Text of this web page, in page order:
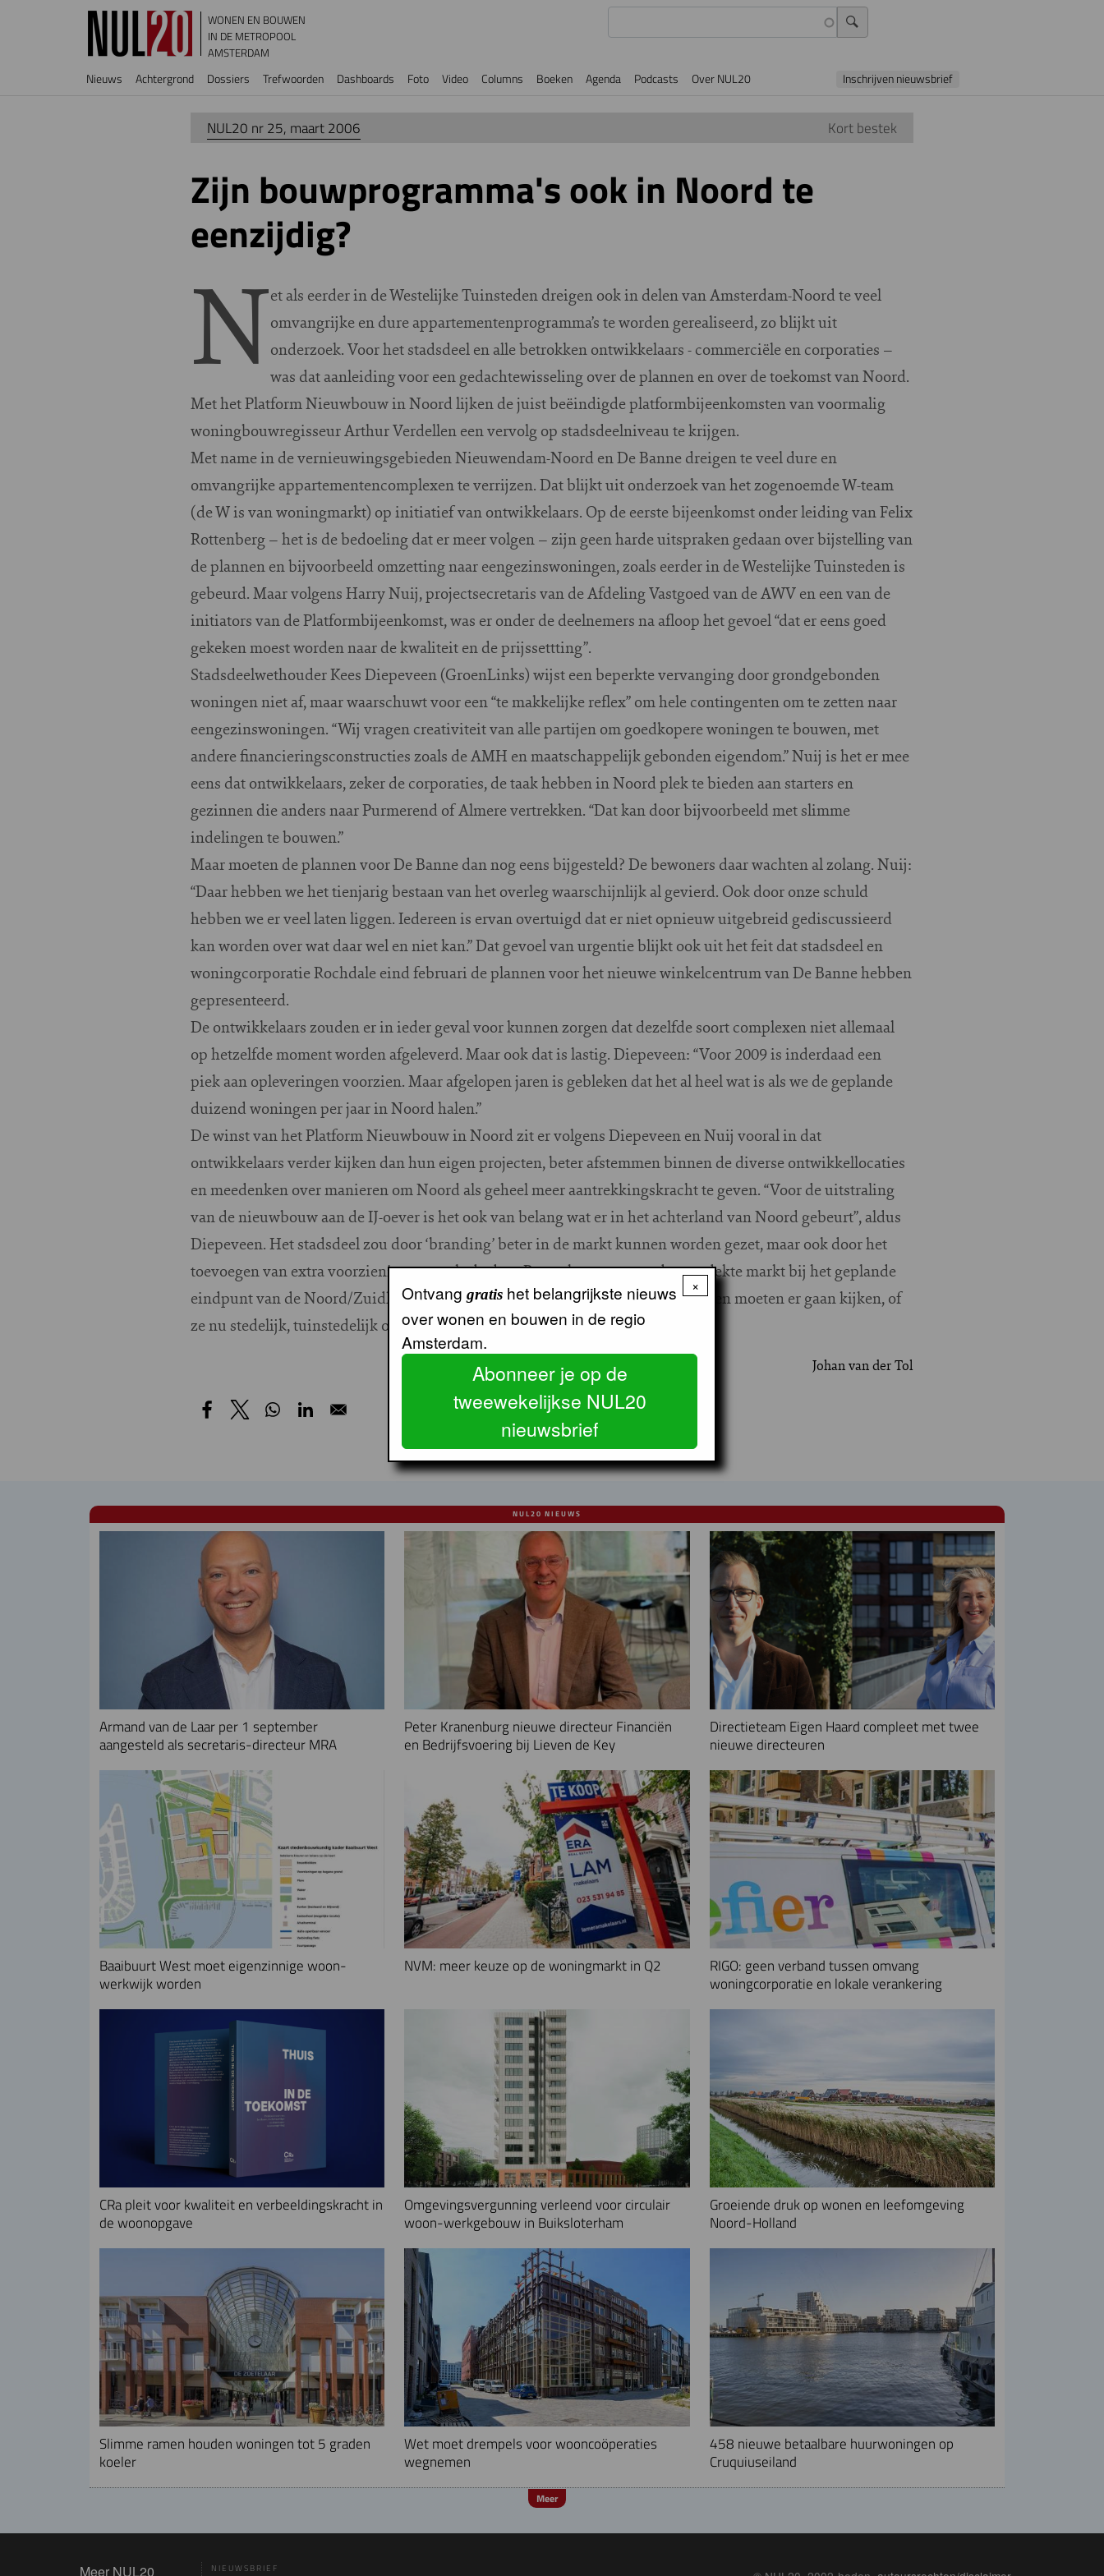
Overslaan en naar de inhoud gaan
WONEN EN BOUWEN
IN DE METROPOOL
AMSTERDAM
Hoofdnavigatie
Nieuws Achtergrond Dossiers Trefwoorden Dashboards Foto Video Columns Boeken Agenda Podcasts Over NUL20 Inschrijven nieuwsbrief
NUL20 nr 25, maart 2006 Kort bestek
Zijn bouwprogramma's ook in Noord te
eenzijdig?
Net als eerder in de Westelijke Tuinsteden dreigen ook in delen van Amsterdam-Noord te veel
omvangrijke en dure appartementenprogramma’s te worden gerealiseerd, zo blijkt uit
onderzoek. Voor het stadsdeel en alle betrokken ontwikkelaars - commerciële en corporaties –
was dat aanleiding voor een gedachtewisseling over de plannen en over de toekomst van Noord.
Met het Platform Nieuwbouw in Noord lijken de juist beëindigde platformbijeenkomsten van voormalig
woningbouwregisseur Arthur Verdellen een vervolg op stadsdeelniveau te krijgen.
Met name in de vernieuwingsgebieden Nieuwendam-Noord en De Banne dreigen te veel dure en
omvangrijke appartementencomplexen te verrijzen. Dat blijkt uit onderzoek van het zogenoemde W-team
(de W is van woningmarkt) op initiatief van ontwikkelaars. Op de eerste bijeenkomst onder leiding van Felix
Rottenberg – het is de bedoeling dat er meer volgen – zijn geen harde uitspraken gedaan over bijstelling van
de plannen en bijvoorbeeld omzetting naar eengezinswoningen, zoals eerder in de Westelijke Tuinsteden is
gebeurd. Maar volgens Harry Nuij, projectsecretaris van de Afdeling Vastgoed van de AWV en een van de
initiators van de Platformbijeenkomst, was er onder de deelnemers na afloop het gevoel “dat er eens goed
gekeken moest worden naar de kwaliteit en de prijssettting”.
Stadsdeelwethouder Kees Diepeveen (GroenLinks) wijst een beperkte vervanging door grondgebonden
woningen niet af, maar waarschuwt voor een “te makkelijke reflex” om hele contingenten om te zetten naar
eengezinswoningen. “Wij vragen creativiteit van alle partijen om goedkopere woningen te bouwen, met
andere financieringsconstructies zoals de AMH en maatschappelijk gebonden eigendom.” Nuij is het er mee
eens dat ontwikkelaars, zeker de corporaties, de taak hebben in Noord plek te bieden aan starters en
gezinnen die anders naar Purmerend of Almere vertrekken. “Dat kan door bijvoorbeeld met slimme
indelingen te bouwen.”
Maar moeten de plannen voor De Banne dan nog eens bijgesteld? De bewoners daar wachten al zolang. Nuij:
“Daar hebben we het tienjarig bestaan van het overleg waarschijnlijk al gevierd. Ook door onze schuld
hebben we er veel laten liggen. Iedereen is ervan overtuigd dat er niet opnieuw uitgebreid gediscussieerd
kan worden over wat daar wel en niet kan.” Dat gevoel van urgentie blijkt ook uit het feit dat stadsdeel en
woningcorporatie Rochdale eind februari de plannen voor het nieuwe winkelcentrum van De Banne hebben
gepresenteerd.
De ontwikkelaars zouden er in ieder geval voor kunnen zorgen dat dezelfde soort complexen niet allemaal
op hetzelfde moment worden afgeleverd. Maar ook dat is lastig. Diepeveen: “Voor 2009 is inderdaad een
piek aan opleveringen voorzien. Maar afgelopen jaren is gebleken dat het al heel wat is als we de geplande
duizend woningen per jaar in Noord halen.”
De winst van het Platform Nieuwbouw in Noord zit er volgens Diepeveen en Nuij vooral in dat
ontwikkelaars verder kijken dan hun eigen projecten, beter afstemmen binnen de diverse ontwikkellocaties
en meedenken over manieren om Noord als geheel meer aantrekkingskracht te geven. “Voor de uitstraling
van de nieuwbouw aan de IJ-oever is het ook van belang wat er in het achterland van Noord gebeurt”, aldus
Diepeveen. Het stadsdeel zou door ‘branding’ beter in de markt kunnen worden gezet, maar ook door het
toevoegen van extra voorzieningen, zoals de door Rottenberg geopperde overdekte markt bij het geplande
eindpunt van de Noord/Zuidlijn. Nuij: “Verschillende soorten woningzoekenden moeten er gaan kijken, of
ze nu stedelijk, tuinstedelijk of landelijk willen wonen.”
Johan van der Tol
NUL20 NIEUWS
Armand van de Laar per 1 september
aangesteld als secretaris-directeur MRA
Peter Kranenburg nieuwe directeur Financiën
en Bedrijfsvoering bij Lieven de Key
Directieteam Eigen Haard compleet met twee
nieuwe directeuren
Baaibuurt West moet eigenzinnige woon-
werkwijk worden
NVM: meer keuze op de woningmarkt in Q2
RIGO: geen verband tussen omvang
woningcorporatie en lokale verankering
CRa pleit voor kwaliteit en verbeeldingskracht in
de woonopgave
Omgevingsvergunning verleend voor circulair
woon-werkgebouw in Buiksloterham
Groeiende druk op wonen en leefomgeving
Noord-Holland
Slimme ramen houden woningen tot 5 graden
koeler
Wet moet drempels voor wooncoöperaties
wegnemen
458 nieuwe betaalbare huurwoningen op
Cruquiuseiland
Meer
Meer NUL20 NIEUWSBRIEF
×
Ontvang gratis het belangrijkste nieuws
over wonen en bouwen in de regio
Amsterdam.
Abonneer je op de
tweewekelijkse NUL20
nieuwsbrief